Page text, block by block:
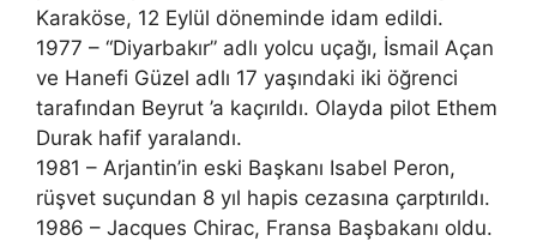
Karaköse, 12 Eylül döneminde idam edildi.
1977 – “Diyarbakır” adlı yolcu uçağı, İsmail Açan
ve Hanefi Güzel adlı 17 yaşındaki iki öğrenci
tarafından Beyrut ’a kaçırıldı. Olayda pilot Ethem
Durak hafif yaralandı.
1981 – Arjantin’in eski Başkanı Isabel Peron,
rüşvet suçundan 8 yıl hapis cezasına çarptırıldı.
1986 – Jacques Chirac, Fransa Başbakanı oldu.